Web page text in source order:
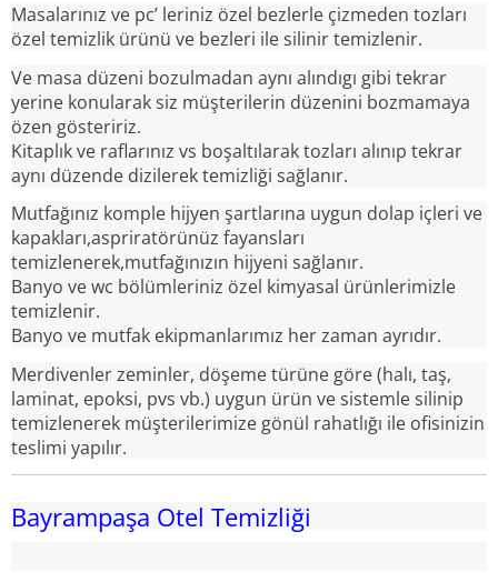
Masalarınız ve pc’ leriniz özel bezlerle çizmeden tozları
özel temizlik ürünü ve bezleri ile silinir temizlenir.
Ve masa düzeni bozulmadan aynı alındıgı gibi tekrar
yerine konularak siz müşterilerin düzenini bozmamaya
özen gösteririz.
Kitaplık ve raflarınız vs boşaltılarak tozları alınıp tekrar
aynı düzende dizilerek temizliği sağlanır.
Mutfağınız komple hijyen şartlarına uygun dolap içleri ve
kapakları,aspriratörünüz fayansları
temizlenerek,mutfağınızın hijyeni sağlanır.
Banyo ve wc bölümleriniz özel kimyasal ürünlerimizle
temizlenir.
Banyo ve mutfak ekipmanlarımız her zaman ayrıdır.
Merdivenler zeminler, döşeme türüne göre (halı, taş,
laminat, epoksi, pvs vb.) uygun ürün ve sistemle silinip
temizlenerek müşterilerimize gönül rahatlığı ile ofisinizin
teslimi yapılır.
Bayrampaşa Otel Temizliği